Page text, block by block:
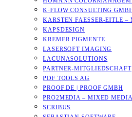
K-FLOW CONSULTING
KARSTEN FAESSER-EITLE –
KAPSDESIGN
KREMER PIGMENTE
LASERSOFT IMAGING
LACUNASOLUTIONS
PARTNER-MITGLIEDSCHAFT
PDF TOOLS AG
PROOF.DE | PROOF GMBH
PRO2MEDIA – MIXED
SCRIBUS